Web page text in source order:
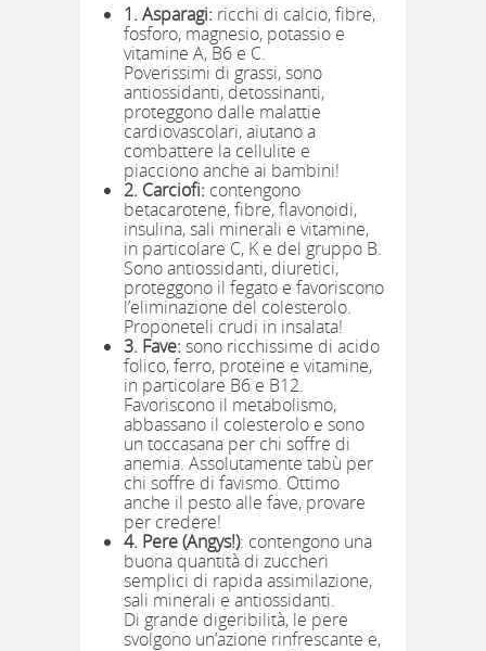
1. Asparagi: ricchi di calcio, fibre,
fosforo, magnesio, potassio e
vitamine A, B6 e C.
Poverissimi di grassi, sono
antiossidanti, detossinanti,
proteggono dalle malattie
cardiovascolari, aiutano a
combattere la cellulite e
piacciono anche ai bambini!
2. Carciofi: contengono
betacarotene, fibre, flavonoidi,
insulina, sali minerali e vitamine,
in particolare C, K e del gruppo B.
Sono antiossidanti, diuretici,
proteggono il fegato e favoriscono
l’eliminazione del colesterolo.
Proponeteli crudi in insalata!
3. Fave: sono ricchissime di acido
folico, ferro, proteine e vitamine,
in particolare B6 e B12.
Favoriscono il metabolismo,
abbassano il colesterolo e sono
un toccasana per chi soffre di
anemia. Assolutamente tabù per
chi soffre di favismo. Ottimo
anche il pesto alle fave, provare
per credere!
4. Pere (Angys!): contengono una
buona quantità di zuccheri
semplici di rapida assimilazione,
sali minerali e antiossidanti.
Di grande digeribilità, le pere
svolgono un’azione rinfrescante e,